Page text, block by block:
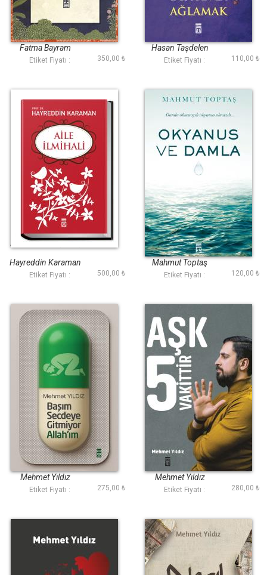
En Güzel Kıssa
Fatma Bayram
Etiket Fiyatı : 350,00 ₺
Kuranla Gülmek
Kuranla Ağlamak
Hasan Taşdelen
Etiket Fiyatı : 110,00 ₺
Aile İlmihali (Ciltli)
Hayreddin Karaman
Etiket Fiyatı : 500,00 ₺
Okyanus ve Damla
Mahmut Toptaş
Etiket Fiyatı : 120,00 ₺
Başım Secdeye
Gitmiyor Allahım
Mehmet Yıldız
Etiket Fiyatı : 275,00 ₺
Aşk 5 Vakittir
Mehmet Yıldız
Etiket Fiyatı : 280,00 ₺